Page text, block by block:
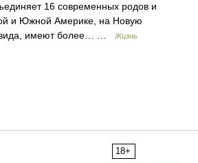
16 современных родов и
и Южной Америке, на Новую
вида, имеют более… …
Жизнь
18+